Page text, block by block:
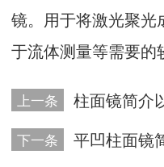
镜。用于将激光聚光
于流体测量等需要的
上一条 柱面镜简介
下一条 平凹柱面镜